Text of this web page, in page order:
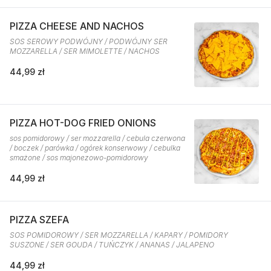
PIZZA CHEESE AND NACHOS
SOS SEROWY PODWÓJNY / PODWÓJNY SER
MOZZARELLA / SER MIMOLETTE / NACHOS
44,99 zł
PIZZA HOT-DOG FRIED ONIONS
sos pomidorowy / ser mozzarella / cebula czerwona
/ boczek / parówka / ogórek konserwowy / cebulka
smażone / sos majonezowo-pomidorowy
44,99 zł
PIZZA SZEFA
SOS POMIDOROWY / SER MOZZARELLA / KAPARY / POMIDORY
SUSZONE / SER GOUDA / TUŃCZYK / ANANAS / JALAPENO
44,99 zł